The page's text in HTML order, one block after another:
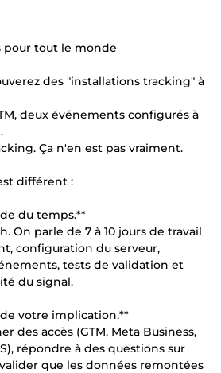
pour tout le monde
des "installations tracking" à
deux événements configurés à
Ça n'en est pas vraiment.
différent :
du temps.**
On parle de 7 à 10 jours de travail
configuration du serveur,
tests de validation et
du signal.
votre implication.**
des accès (GTM, Meta Business,
répondre à des questions sur
que les données remontées